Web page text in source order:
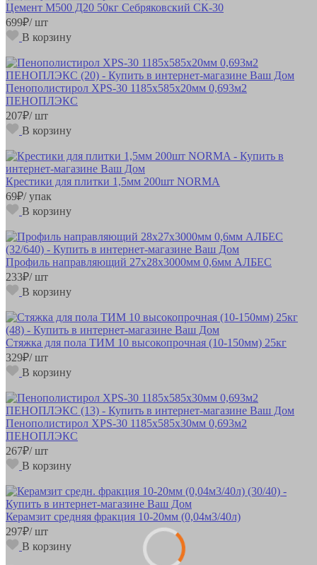
Цемент М500 Д20 50кг Себряковский СК-30
699₽/ шт
В корзину
Пенополистирол XPS-30 1185х585х20мм 0,693м2
ПЕНОПЛЭКС
207₽/ шт
В корзину
Крестики для плитки 1,5мм 200шт NORMA
69₽/ упак
В корзину
Профиль направляющий 27х28х3000мм 0,6мм АЛБЕС
233₽/ шт
В корзину
Стяжка для пола ТИМ 10 высокопрочная (10-150мм) 25кг
329₽/ шт
В корзину
Пенополистирол XPS-30 1185х585х30мм 0,693м2
ПЕНОПЛЭКС
267₽/ шт
В корзину
Керамзит средняя фракция 10-20мм (0,04м3/40л)
297₽/ шт
В корзину